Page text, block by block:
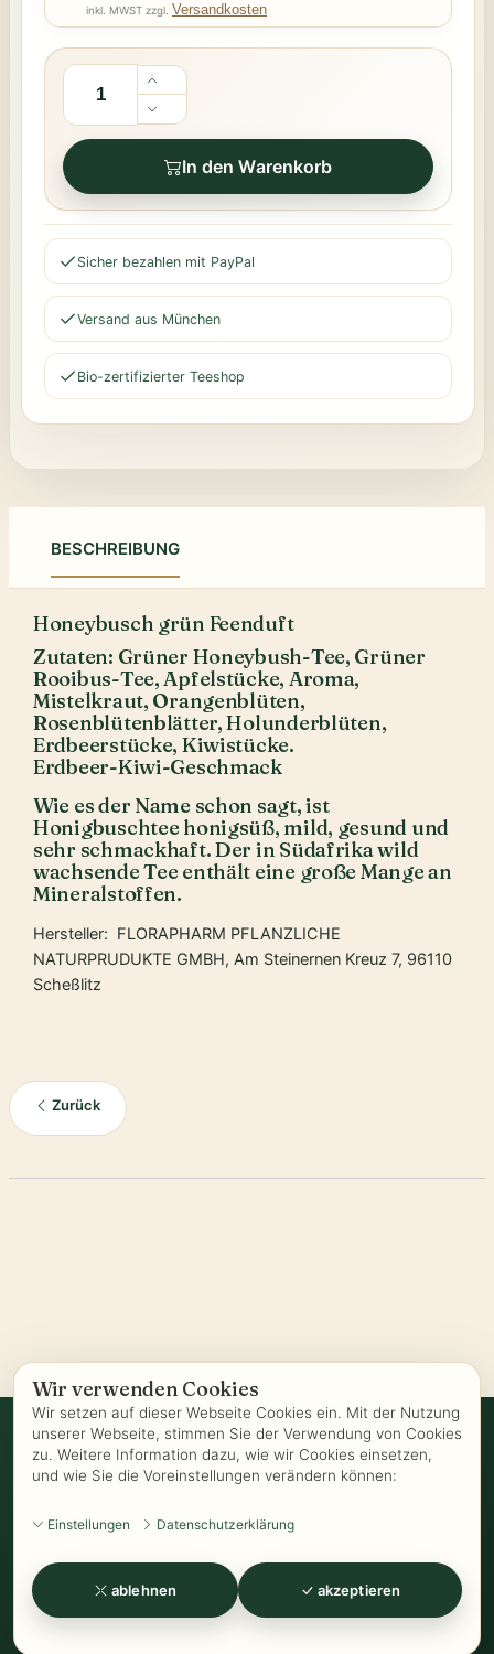
Wir verwenden Cookies
Wir setzen auf dieser Webseite Cookies ein. Mit der Nutzung
unserer Webseite, stimmen Sie der Verwendung von Cookies
zu. Weitere Information dazu, wie wir Cookies einsetzen,
und wie Sie die Voreinstellungen verändern können:
Einstellungen Datenschutzerklärung
ablehnen akzeptieren
inkl. MWST zzgl. Versandkosten
In den Warenkorb
Sicher bezahlen mit PayPal
Versand aus München
Bio-zertifizierter Teeshop
BESCHREIBUNG
Honeybusch grün Feenduft
Zutaten: Grüner Honeybush-Tee, Grüner
Rooibus-Tee, Apfelstücke, Aroma,
Mistelkraut, Orangenblüten,
Rosenblütenblätter, Holunderblüten,
Erdbeerstücke, Kiwistücke.
Erdbeer-Kiwi-Geschmack
Wie es der Name schon sagt, ist
Honigbuschtee honigsüß, mild, gesund und
sehr schmackhaft. Der in Südafrika wild
wachsende Tee enthält eine große Mange an
Mineralstoffen.
Hersteller: FLORAPHARM PFLANZLICHE
NATURPRUDUKTE GMBH, Am Steinernen Kreuz 7, 96110
Scheßlitz
Zurück
Vertrag widerrufen
AGB Biozertifizierung - Datenschutz
Widerrufsformular-Zahlung
www.Kathrins-Teeladen.de -www.Kathrins-Teeshop.de